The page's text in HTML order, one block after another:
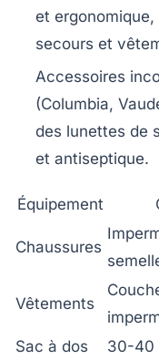
et
secours et
Accessoires
(Columbia,
des lunettes de
et antiseptique.
Équipement
Chaussures
Vêtements
Sac à dos
30-40